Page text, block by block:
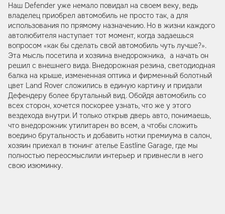
Наш Defender уже немало повидал на своем веку, ведь
владелец приобрел автомобиль не просто так, а для
использования по прямому назначению. Но в жизни каждого
автолюбителя наступает тот момент, когда задаешься
вопросом «как бы сделать свой автомобиль чуть лучше?».
Эта мысль посетила и хозяина внедорожника, а начать он
решил с внешнего вида. Внедорожная резина, светодиодная
балка на крыше, измененная оптика и фирменный болотный
цвет Land Rover сложились в единую картину и придали
Дефендеру более брутальный вид. Обойдя автомобиль со
всех сторон, хочется поскорее узнать, что же у этого
вездехода внутри. И только открыв дверь авто, понимаешь,
что внедорожник утилитарен во всем, а чтобы сложить
воедино брутальность и добавить нотки премиума в салон,
хозяин приехал в тюнинг ателье Eastline Garage, где мы
полностью переосмыслили интерьер и привнесли в него
свою изюминку.